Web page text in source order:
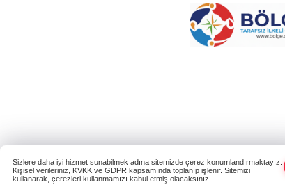
Sizlere daha iyi hizmet sunabilmek adına sitemizde çerez konumlandırmaktayız.
Kişisel verileriniz, KVKK ve GDPR kapsamında toplanıp işlenir. Sitemizi
kullanarak, çerezleri kullanmamızı kabul etmiş olacaksınız.